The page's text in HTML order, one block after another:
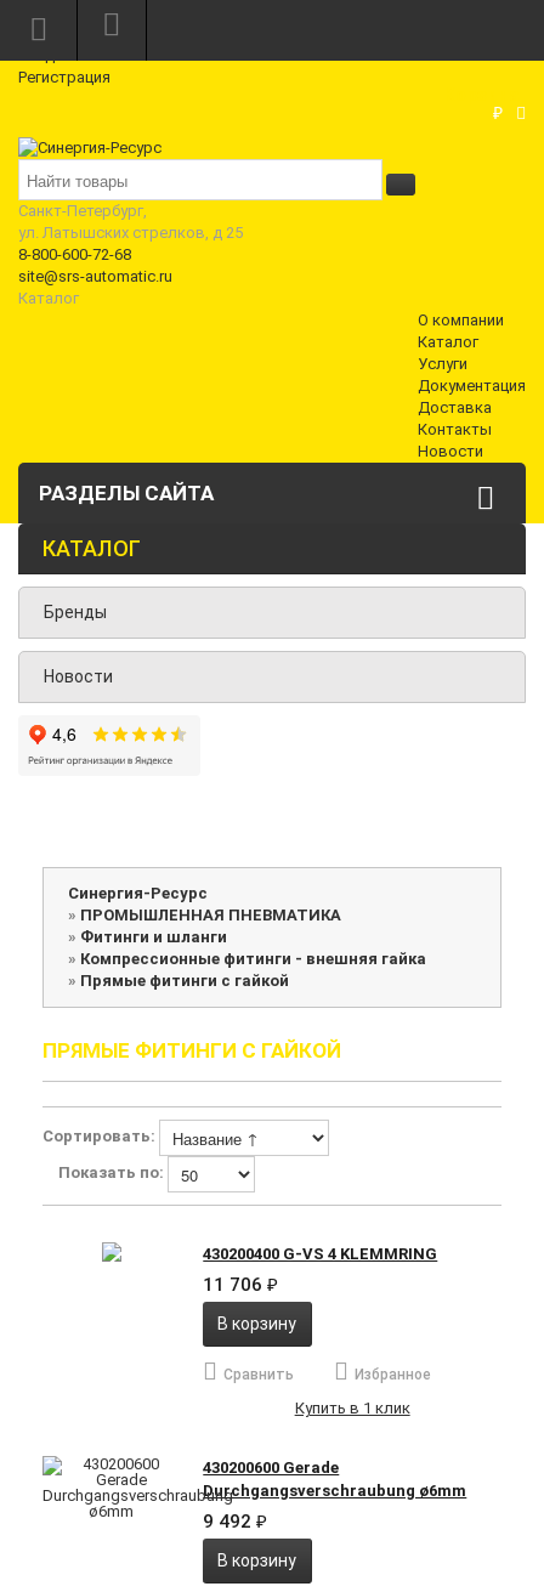
Режим работы: Пн—Пт: 10:00—18:00
Регистрация
₽
Санкт-Петербург,
ул. Латышских стрелков, д 25
8-800-600-72-68
site@srs-automatic.ru
Каталог
О компании
Каталог
Услуги
Документация
Доставка
Контакты
Новости
РАЗДЕЛЫ САЙТА
КАТАЛОГ
Бренды
Новости
Синергия-Ресурс
» ПРОМЫШЛЕННАЯ ПНЕВМАТИКА
» Фитинги и шланги
» Компрессионные фитинги - внешняя гайка
» Прямые фитинги c гайкой
ПРЯМЫЕ ФИТИНГИ C ГАЙКОЙ
Сортировать:
Показать по:
430200400 G-VS 4 KLEMMRING
11 706₽
В корзину
Сравнить Избранное
Купить в 1 клик
430200600 Gerade
Durchgangsverschraubung ø6mm
9 492₽
В корзину